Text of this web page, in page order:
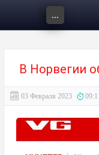
...
В Норвегии
03 Февраля 2023